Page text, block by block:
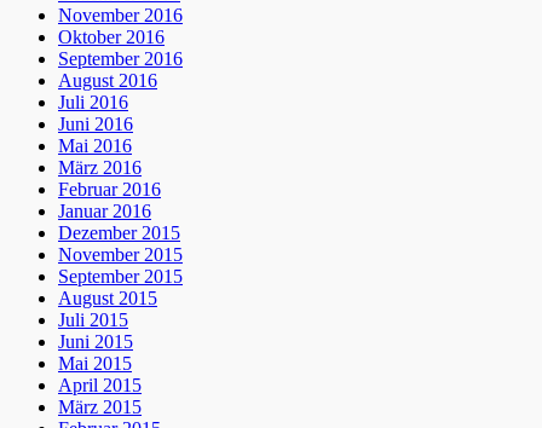
November 2016
Oktober 2016
September 2016
August 2016
Juli 2016
Juni 2016
Mai 2016
März 2016
Februar 2016
Januar 2016
Dezember 2015
November 2015
September 2015
August 2015
Juli 2015
Juni 2015
Mai 2015
April 2015
März 2015